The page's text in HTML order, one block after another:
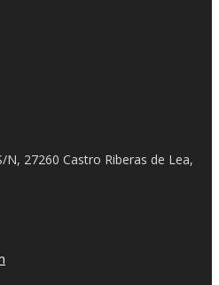
27260 Castro Riberas de Lea,